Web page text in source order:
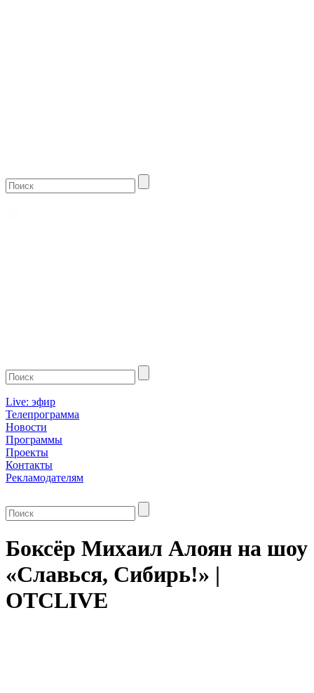
Live: эфир
Телепрограмма
Новости
Программы
Проекты
Контакты
Рекламодателям
Боксёр Михаил Алоян на шоу
«Славься, Сибирь!» |
ОТСLIVE